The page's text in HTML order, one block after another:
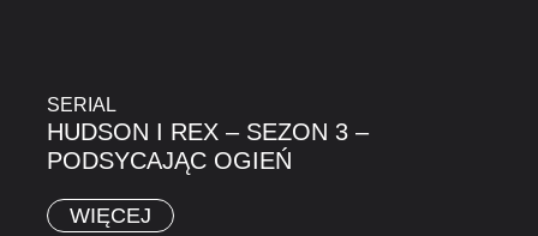
SERIAL
HUDSON I REX – SEZON 3 –
PODSYCAJĄC OGIEŃ
WIĘCEJ